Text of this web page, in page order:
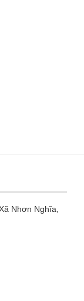
Nhơn Nghĩa,